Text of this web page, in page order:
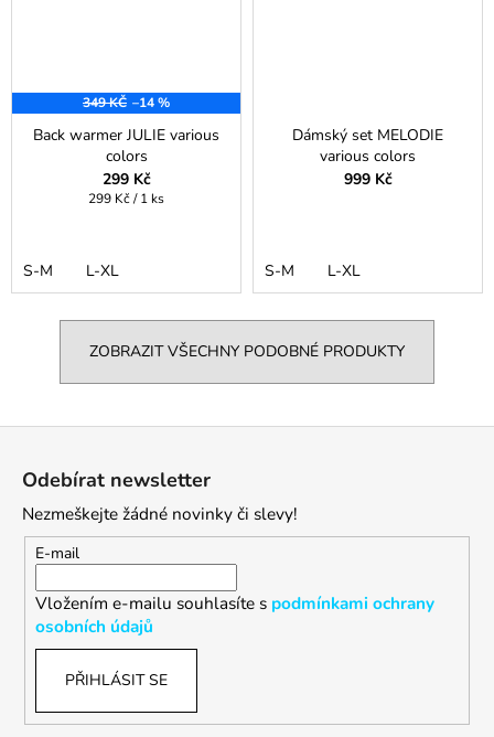
349 KČ –14 %
Back warmer JULIE various
colors
299 Kč
Měrná
299 Kč / 1 ks
S-M L-XL
Dámský set MELODIE
various colors
999 Kč
S-M L-XL
ZOBRAZIT VŠECHNY PODOBNÉ PRODUKTY
Odebírat newsletter
Nezmeškejte žádné novinky či slevy!
E-mail
Vložením e-mailu souhlasíte s podmínkami ochrany
osobních údajů
PŘIHLÁSIT SE